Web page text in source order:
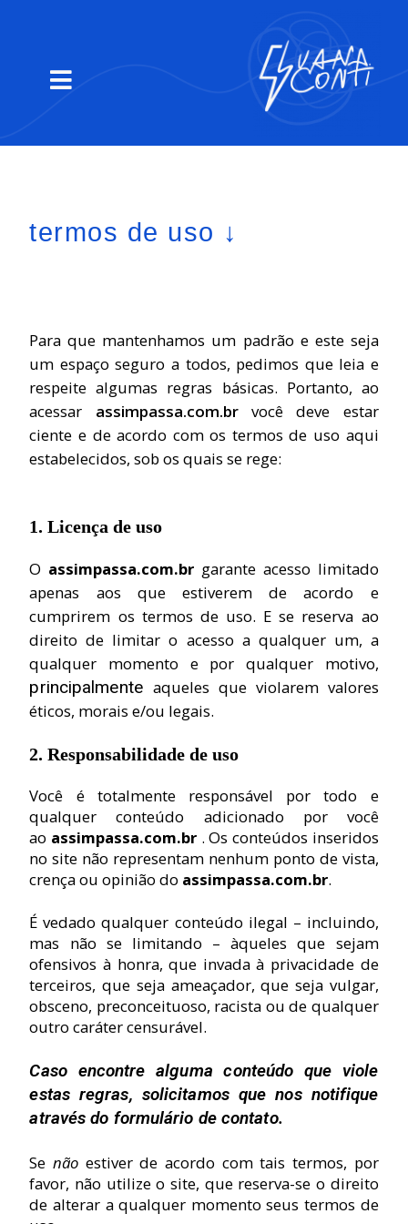
termos de uso ↓
Para que mantenhamos um padrão e este seja
um espaço seguro a todos, pedimos que leia e
respeite algumas regras básicas. Portanto, ao
acessar assimpassa.com.brvocê deve estar
ciente e de acordo com os termos de uso aqui
estabelecidos, sob os quais se rege:
1. Licença de uso
O assimpassa.com.br garante acesso limitado
apenas aos que estiverem de acordo e
cumprirem os termos de uso. Ese reserva ao
direito de limitar o acesso a qualquer um, a
qualquer momento e por qualquer motivo,
principalmente aqueles que violarem valores
éticos, morais e/ou legais.
2. Responsabilidade de uso
Você é totalmente responsável por todo e
qualquer conteúdo adicionado por você
ao assimpassa.com.br . Os conteúdos inseridos
no site não representam nenhum ponto de vista,
crença ou opinião do assimpassa.com.br.
É vedado qualquer conteúdo ilegal – incluindo,
mas não se limitando – àqueles que sejam
ofensivos à honra, que invada à privacidade de
terceiros, que seja ameaçador, que seja vulgar,
obsceno, preconceituoso, racista ou de qualquer
outro caráter censurável.
Caso encontre alguma conteúdo que viole
estas regras, solicitamos que nos notifique
através do formulário de contato.
Senão estiver de acordo com tais termos, por
favor, não utilize o site, que reserva-se o direito
de alterar a qualquer momento seus termos de